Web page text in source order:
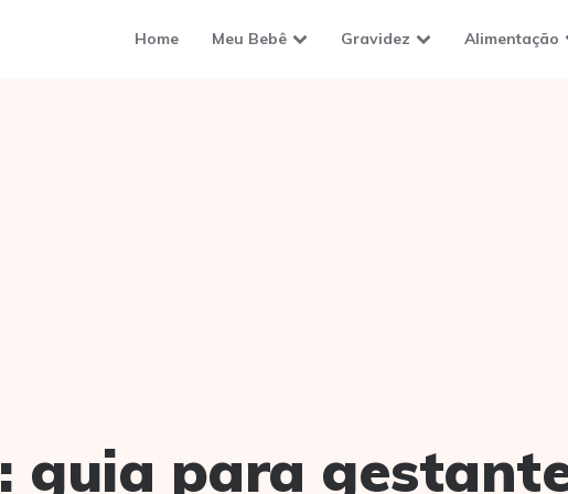
Home Meu Bebê Gravidez Alimentação
guia para